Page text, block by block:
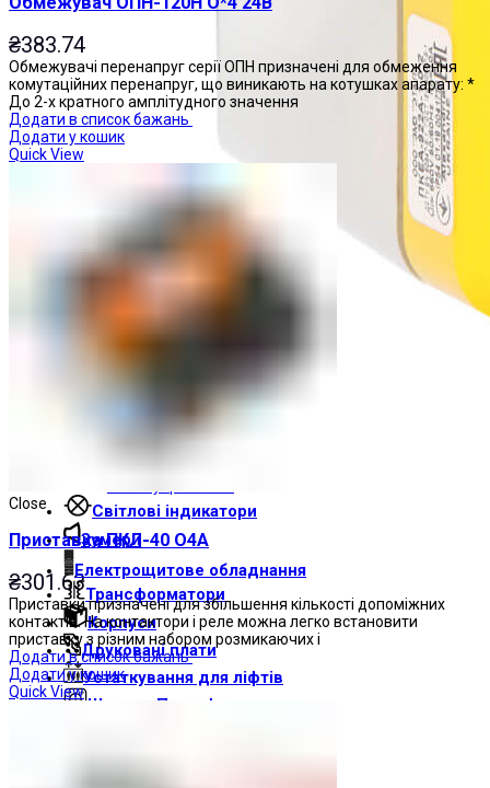
Світлові індикатори
Зумери
Електрощитове обладнання
Трансформатори
Корпуси
Друкованi плати
Устаткування для ліфтів
Штампи Прес-форми
₴383.74
Обмежувачі перенапруг серії ОПН призначені для обмеження
комутаційних перенапруг, що виникають на котушках апарату: *
До 2-х кратного амплітудного значення
Додати в список бажань
Додати у кошик
Quick View
Close
Приставка ПКЛ-40 О4А
₴301.63
Приставки призначені для збільшення кількості допоміжних
контактів. На контактори і реле можна легко встановити
приставку з різним набором розмикаючих і
Додати в список бажань
Додати у кошик
Quick View